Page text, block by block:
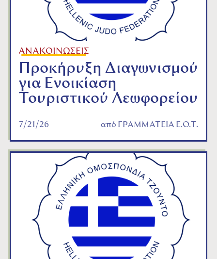
ΑΝΑΚΟΙΝΩΣΕΙΣ
Προκήρυξη Διαγωνισμού
για Ενοικίαση
Τουριστικού Λεωφορείου
7/21/26 από ΓΡΑΜΜΑΤΕΙΑ Ε.Ο.Τ.